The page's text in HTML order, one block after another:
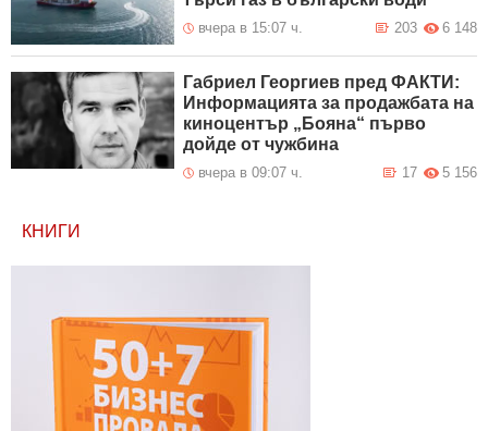
вчера в 15:07 ч. 6 148
203
Габриел Георгиев пред ФАКТИ:
Информацията за продажбата на
киноцентър „Бояна“ първо
дойде от чужбина
вчера в 09:07 ч. 5 156
17
КНИГИ